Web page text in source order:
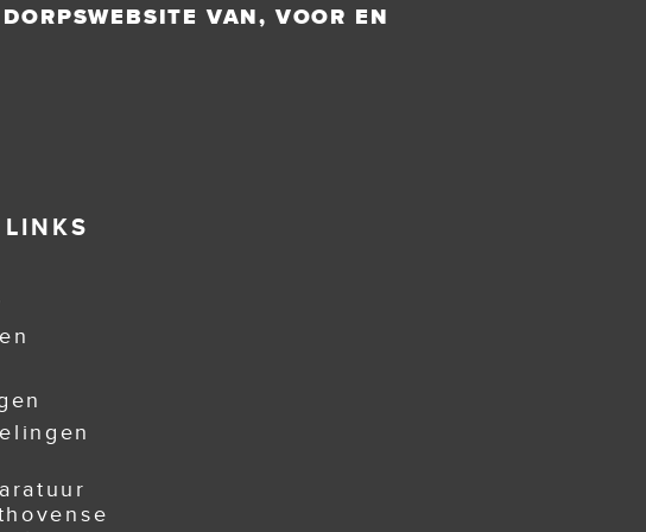
VAN, VOOR EN